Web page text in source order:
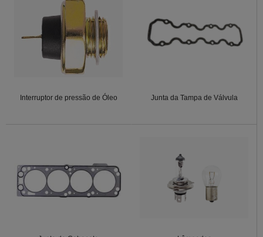
Interruptor de pressão de Óleo Junta da Tampa de Válvula